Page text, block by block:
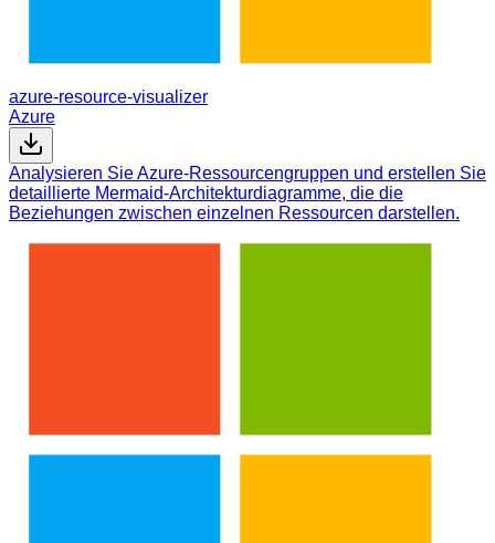
azure-resource-visualizer
Azure
Analysieren Sie Azure-Ressourcengruppen und erstellen Sie
detaillierte Mermaid-Architekturdiagramme, die die
Beziehungen zwischen einzelnen Ressourcen darstellen.